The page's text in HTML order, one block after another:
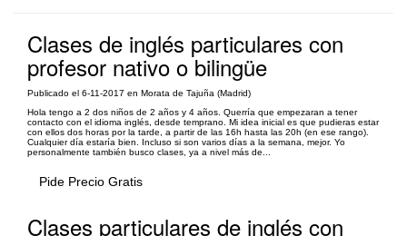
Clases de inglés particulares con
profesor nativo o bilingüe
Publicado el 6-11-2017 en Morata de Tajuña (Madrid)
Hola tengo a 2 dos niños de 2 años y 4 años. Querría que empezaran a tener
contacto con el idioma inglés, desde temprano. Mi idea inicial es que pudieras estar
con ellos dos horas por la tarde, a partir de las 16h hasta las 20h (en ese rango).
Cualquier día estaría bien. Incluso si son varios días a la semana, mejor. Yo
personalmente también busco clases, ya a nivel más de...
Pide Precio Gratis
Clases particulares de inglés con